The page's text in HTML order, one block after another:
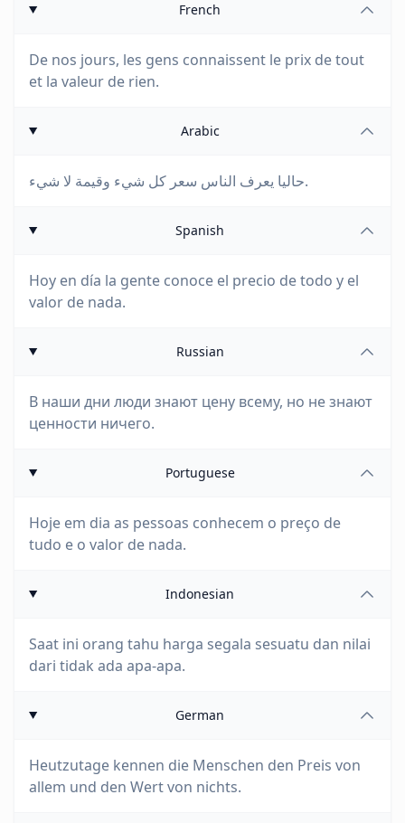
French
De nos jours, les gens connaissent le prix de tout
et la valeur de rien.
Arabic
حاليا يعرف الناس سعر كل شيء وقيمة لا شيء.
Spanish
Hoy en día la gente conoce el precio de todo y el
valor de nada.
Russian
В наши дни люди знают цену всему, но не знают
ценности ничего.
Portuguese
Hoje em dia as pessoas conhecem o preço de
tudo e o valor de nada.
Indonesian
Saat ini orang tahu harga segala sesuatu dan nilai
dari tidak ada apa-apa.
German
Heutzutage kennen die Menschen den Preis von
allem und den Wert von nichts.